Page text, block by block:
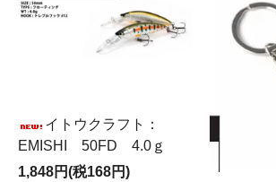
イトウクラフト：
EMISHI 50FD 4.0ｇ
1,848円(税168円)